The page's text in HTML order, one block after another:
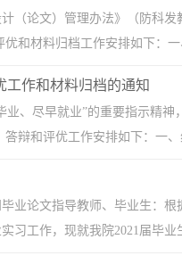
（论文）管理办法》（防科
和材料归档工作安排如下：
工作和材料归档的通知
、尽早就业”的重要指示精神
辩和评优工作安排如下：一
业论文指导教师、毕业生：
习工作，现就我院2021届毕